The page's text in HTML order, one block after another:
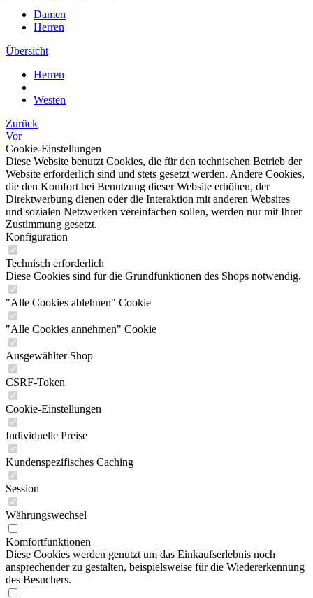
Damen
Herren
Übersicht
Herren
Westen
Zurück
Vor
Cookie-Einstellungen
Diese Website benutzt Cookies, die für den technischen Betrieb der
Website erforderlich sind und stets gesetzt werden. Andere Cookies,
die den Komfort bei Benutzung dieser Website erhöhen, der
Direktwerbung dienen oder die Interaktion mit anderen Websites
und sozialen Netzwerken vereinfachen sollen, werden nur mit Ihrer
Zustimmung gesetzt.
Konfiguration
Technisch erforderlich
Diese Cookies sind für die Grundfunktionen des Shops notwendig.
"Alle Cookies ablehnen" Cookie
"Alle Cookies annehmen" Cookie
Ausgewählter Shop
CSRF-Token
Cookie-Einstellungen
Individuelle Preise
Kundenspezifisches Caching
Session
Währungswechsel
Komfortfunktionen
Diese Cookies werden genutzt um das Einkaufserlebnis noch
ansprechender zu gestalten, beispielsweise für die Wiedererkennung
des Besuchers.